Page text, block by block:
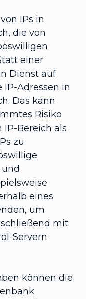
IPs in
die von
einer
Dienst auf
Adressen in
Das kann
Risiko
Bereich als
zu
eines
um
mit
Servern
können die